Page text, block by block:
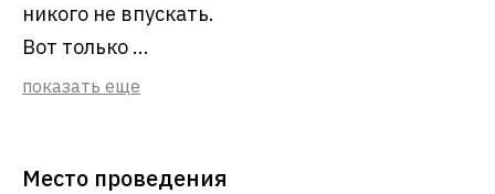
никого не впускать.
Вот только ...
показать еще
Место проведения